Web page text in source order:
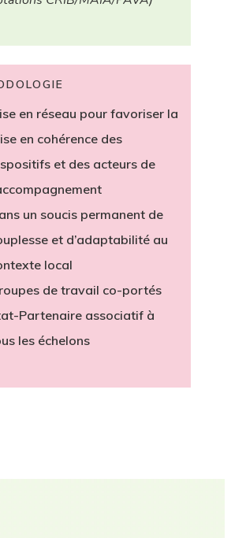
en réseau pour favoriser la
en cohérence des
et des acteurs de
un soucis permanent de
et d’adaptabilité au
local
de travail co-portés
Partenaire associatif à
les échelons